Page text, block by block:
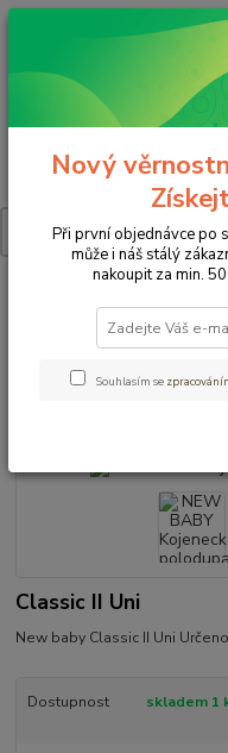
Menu
NEW BABY
polodupačky
Classic II Uni
New baby Classic II Uni
Dostupnost skladem 1
Nový
Při první objednávce po
může i náš stálý
nakoupit za min.
Souhlasím se